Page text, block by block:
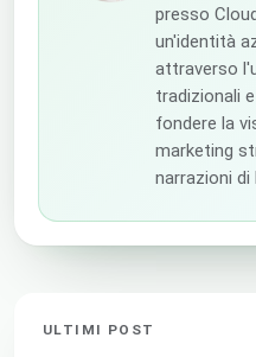
presso
un'identità
attraverso
tradizionali
fondere la
marketing
narrazioni di
ULTIMI POST